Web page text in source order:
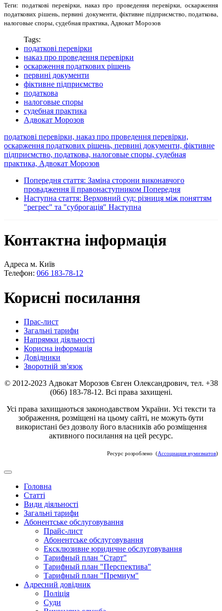
Теги: податкові перевірки, наказ про проведення перевірки, оскарження
податкових рішень, первині документи, фіктивне підприємство, податкова,
налоговые споры, судебная практика, Адвокат Морозов
Tags:
податкові перевірки
наказ про проведення перевірки
оскарження податкових рішень
первині документи
фіктивне підприємство
податкова
налоговые споры
судебная практика
Адвокат Морозов
податкові перевірки, наказ про проведення перевірки,
оскарження податкових рішень, первині документи, фіктивне
підприємство, податкова, налоговые споры, судебная
практика, Адвокат Морозов
Попередня стаття: Заміна сторони виконавчого
провадження її правонаступником Попередня
Наступна стаття: Верховний суд: різниця між поняттям
"регрес" та "суброгація" Наступна
Контактна інформація
Адреса м. Київ
Телефон: 066 183-78-12
Корисні посилання
Прас-лист
Загальні тарифи
Напрямки діяльності
Корисна інформація
Довідники
Зворотній зв'язок
© 2012-2023 Адвокат Морозов Євген Олександрович, тел. +38
(066) 183-78-12. Всі права захищені.
Усі права захищаються законодавством України. Усі тексти та
зображення, розміщені на цьому сайті, не можуть бути
використані без дозволу його власників або розміщення
активного посилання на цей ресурс.
Ресурс розроблено (Ассоциация нумизматов)
Головна
Статті
Види діяльності
Загальні тарифи
Абонентське обслуговування
Прайс-лист
Абонентське обслуговування
Ексклюзивне юридичне обслуговування
Тарифный план "Старт"
Тарифный план "Перспектива"
Тарифный план "Премиум"
Адресний довідник
Поліція
Суди